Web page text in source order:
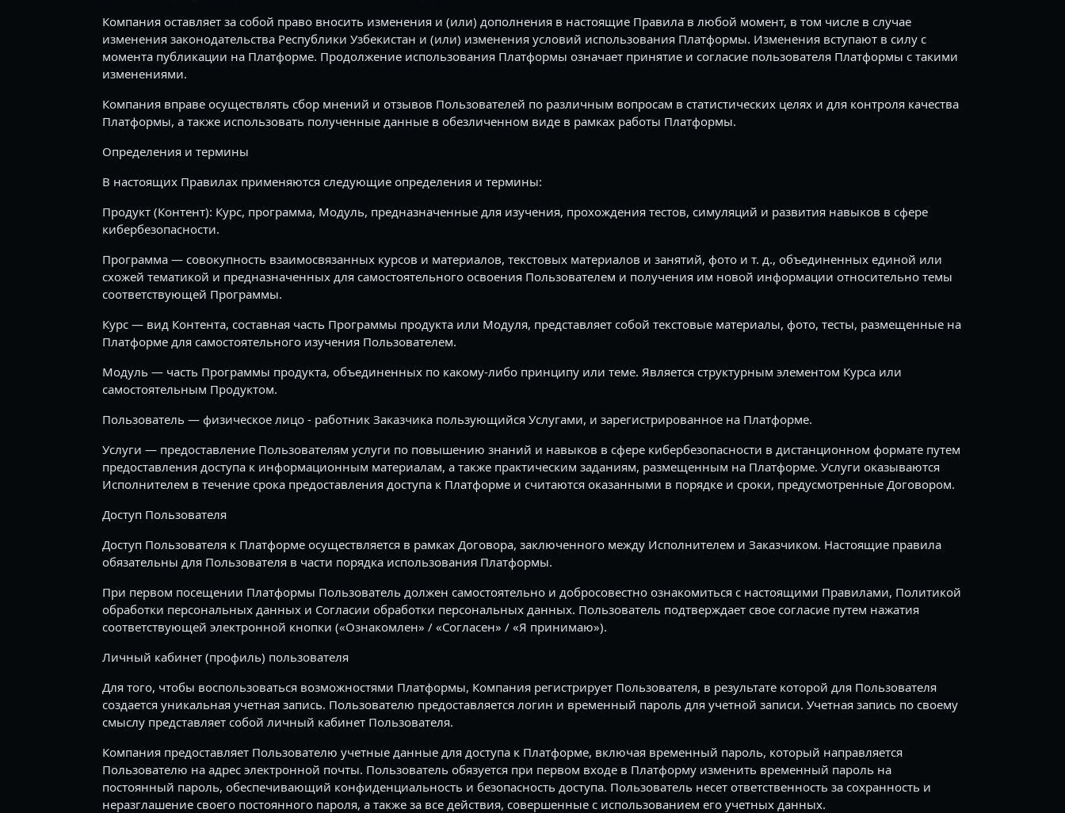
Компания оставляет за собой право вносить изменения и (или) дополнения в настоящие Правила в любой момент, в том числе в случае
изменения законодательства Республики Узбекистан и (или) изменения условий использования Платформы. Изменения вступают в силу с
момента публикации на Платформе. Продолжение использования Платформы означает принятие и согласие пользователя Платформы с такими
изменениями.
Компания вправе осуществлять сбор мнений и отзывов Пользователей по различным вопросам в статистических целях и для контроля качества
Платформы, а также использовать полученные данные в обезличенном виде в рамках работы Платформы.
Определения и термины
В настоящих Правилах применяются следующие определения и термины:
Продукт (Контент): Курс, программа, Модуль, предназначенные для изучения, прохождения тестов, симуляций и развития навыков в сфере
кибербезопасности.
Программа — совокупность взаимосвязанных курсов и материалов, текстовых материалов и занятий, фото и т. д., объединенных единой или
схожей тематикой и предназначенных для самостоятельного освоения Пользователем и получения им новой информации относительно темы
соответствующей Программы.
Курс — вид Контента, составная часть Программы продукта или Модуля, представляет собой текстовые материалы, фото, тесты, размещенные на
Платформе для самостоятельного изучения Пользователем.
Модуль — часть Программы продукта, объединенных по какому-либо принципу или теме. Является структурным элементом Курса или
самостоятельным Продуктом.
Пользователь — физическое лицо - работник Заказчика пользующийся Услугами, и зарегистрированное на Платформе.
Услуги — предоставление Пользователям услуги по повышению знаний и навыков в сфере кибербезопасности в дистанционном формате путем
предоставления доступа к информационным материалам, а также практическим заданиям, размещенным на Платформе. Услуги оказываются
Исполнителем в течение срока предоставления доступа к Платформе и считаются оказанными в порядке и сроки, предусмотренные Договором.
Доступ Пользователя
Доступ Пользователя к Платформе осуществляется в рамках Договора, заключенного между Исполнителем и Заказчиком. Настоящие правила
обязательны для Пользователя в части порядка использования Платформы.
При первом посещении Платформы Пользователь должен самостоятельно и добросовестно ознакомиться с настоящими Правилами, Политикой
обработки персональных данных и Согласии обработки персональных данных. Пользователь подтверждает свое согласие путем нажатия
соответствующей электронной кнопки («Ознакомлен» / «Согласен» / «Я принимаю»).
Личный кабинет (профиль) пользователя
Для того, чтобы воспользоваться возможностями Платформы, Компания регистрирует Пользователя, в результате которой для Пользователя
создается уникальная учетная запись. Пользователю предоставляется логин и временный пароль для учетной записи. Учетная запись по своему
смыслу представляет собой личный кабинет Пользователя.
Компания предоставляет Пользователю учетные данные для доступа к Платформе, включая временный пароль, который направляется
Пользователю на адрес электронной почты. Пользователь обязуется при первом входе в Платформу изменить временный пароль на
постоянный пароль, обеспечивающий конфиденциальность и безопасность доступа. Пользователь несет ответственность за сохранность и
неразглашение своего постоянного пароля, а также за все действия, совершенные с использованием его учетных данных.